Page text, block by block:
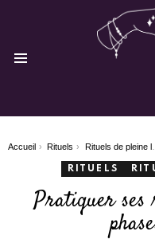
You are here:
Accueil Rituels Rituels de pleine lune
RITUELS
Pratiquer ses